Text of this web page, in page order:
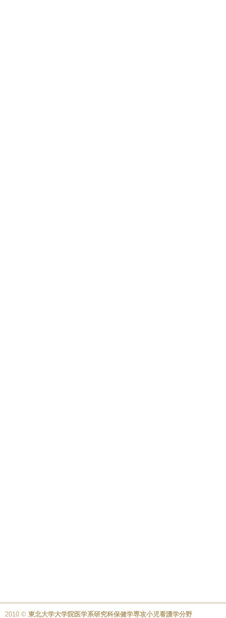
2010 © 東北大学大学院医学系研究科保健学専攻小児看護学分野